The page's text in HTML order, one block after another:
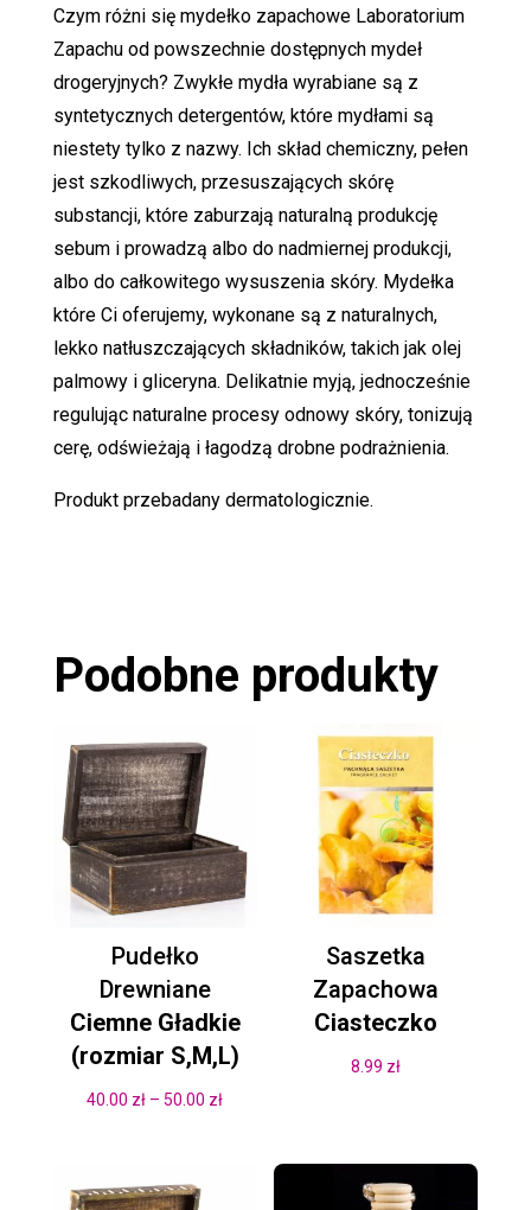
Czym różni się mydełko zapachowe Laboratorium
Zapachu od powszechnie dostępnych mydeł
drogeryjnych? Zwykłe mydła wyrabiane są z
syntetycznych detergentów, które mydłami są
niestety tylko z nazwy. Ich skład chemiczny, pełen
jest szkodliwych, przesuszających skórę
substancji, które zaburzają naturalną produkcję
sebum i prowadzą albo do nadmiernej produkcji,
albo do całkowitego wysuszenia skóry. Mydełka
które Ci oferujemy, wykonane są z naturalnych,
lekko natłuszczających składników, takich jak olej
palmowy i gliceryna. Delikatnie myją, jednocześnie
regulując naturalne procesy odnowy skóry, tonizują
cerę, odświeżają i łagodzą drobne podrażnienia.
Produkt przebadany dermatologicznie.
Podobne produkty
Pudełko
Drewniane
Ciemne Gładkie
(rozmiar S,M,L)
40.00 zł – 50.00 złZakres
Saszetka
Zapachowa
Ciasteczko
8.99 zł